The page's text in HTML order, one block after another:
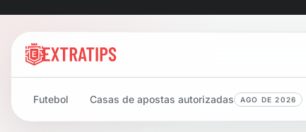
Futebol Casas de apostas autorizadas AGO DE 2026